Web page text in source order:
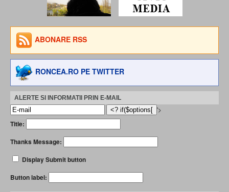
ABONARE RSS
RONCEA.RO PE TWITTER
ALERTE SI INFORMATII PRIN E-MAIL
'>
Title:
Thanks Message:
Display Submit button
Button label: